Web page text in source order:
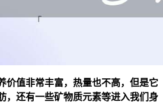
价值非常丰富，热量也不高，但是它
，还有一些矿物质元素等进入我们身